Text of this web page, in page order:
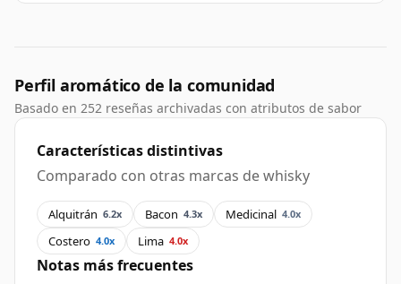
Perfil aromático de la comunidad
Basado en 252 reseñas archivadas con atributos de sabor
Características distintivas
Comparado con otras marcas de whisky
Alquitrán 6.2x Bacon 4.3x Medicinal 4.0x
Costero 4.0x Lima 4.0x
Notas más frecuentes